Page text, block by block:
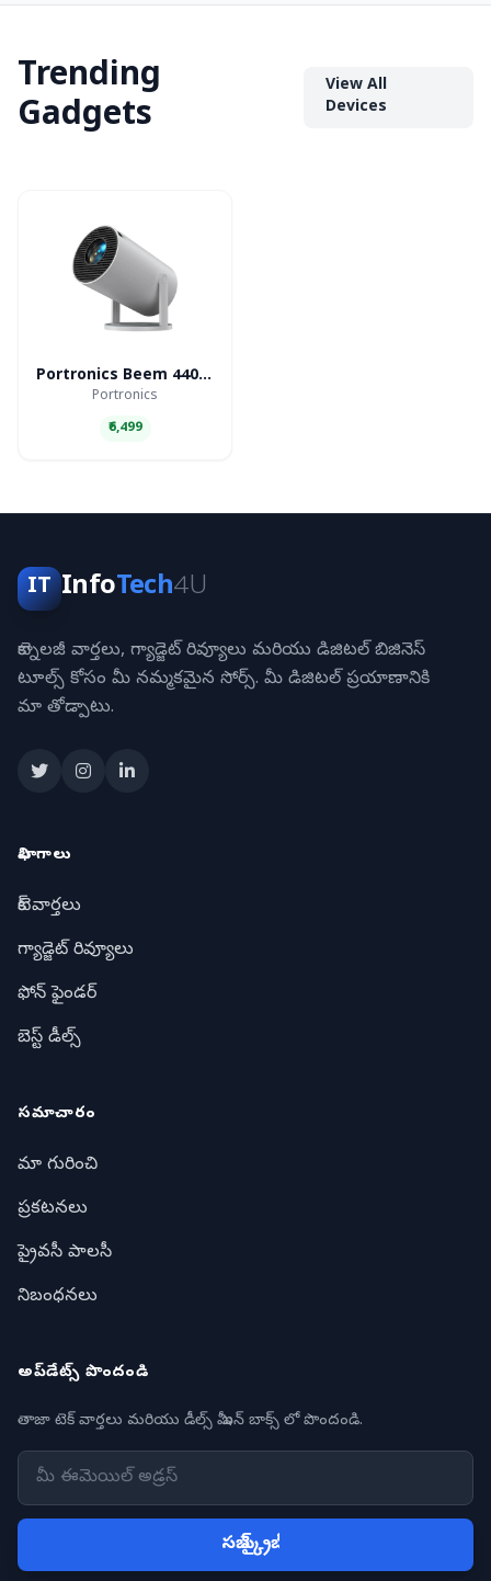
Trending
Gadgets
View All
Devices
Portronics Beem 440 Smart LED Projector
Portronics
₹6,499
IT InfoTech4U
టెక్నాలజీ వార్తలు, గ్యాడ్జెట్ రివ్యూలు మరియు డిజిటల్ బిజినెస్
టూల్స్ కోసం మీ నమ్మకమైన సోర్స్. మీ డిజిటల్ ప్రయాణానికి
మా తోడ్పాటు.
విభాగాలు
టెక్ వార్తలు
గ్యాడ్జెట్ రివ్యూలు
ఫోన్ ఫైండర్
బెస్ట్ డీల్స్
సమాచారం
మా గురించి
ప్రకటనలు
ప్రైవసీ పాలసీ
నిబంధనలు
అప్‌డేట్స్ పొందండి
తాజా టెక్ వార్తలు మరియు డీల్స్ మీ ఇన్ బాక్స్ లో పొందండి.
సబ్ స్క్రైబ్